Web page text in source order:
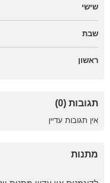
שישי
שבת
ראשון
תגובות (0)
אין תגובות עדיין
מתנות